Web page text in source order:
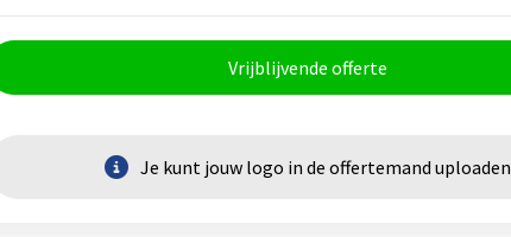
Vrijblijvende offerte
Je kunt jouw logo in de offertemand uploaden